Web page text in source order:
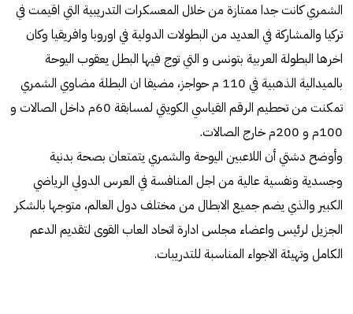
الشمري كانت جدا ممتازة من خلال المعسكرات التدريبية التي اقيمت في
تركيا والمشاركة في العديد من البطولات الدولية في اوروبا وافريقيا وكان
اخرها البطولة العربية بتونس و التي توج فيها البطل يعقوب اليوحة
بالميدالية الذهبية في 110 م حواجز، مضيفا ان البطلة مضاوي الشمري
تمكنت من تحطيم الرقم القياسي الكويتي لمسابقة 60م داخل الصالات و
100م و 200م خارج الصالات.
وأوضح دشتي أن اللاعبين اليوحة والشمري يتمتعان بصحة بدنية
وجسدية ونفسية عالية من اجل المنافسة في العرس الدولي الرياضي
الكبير والذي يضم جميع الابطال من مختلف دول العالم، متوجها بالشكر
الجزيل لرئيس واعضاء مجلس ادارة اتحاد العاب القوى لتقديم الدعم
الكامل وتهيئة الاجواء المناسبة للتدريبات.